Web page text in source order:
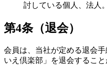
討している個人、法人。
第4条（退会）
会員は、当社が定める退会
いえ倶楽部」を退会すること